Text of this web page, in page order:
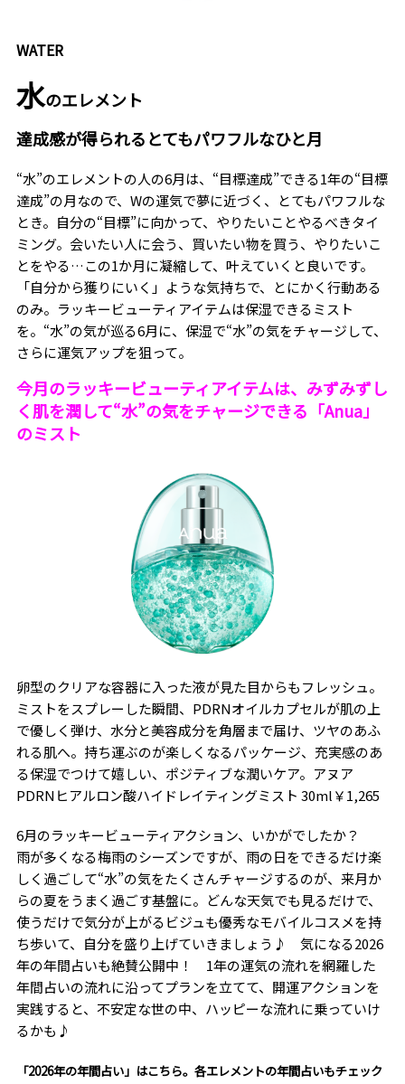
WATER
水のエレメント
達成感が得られるとてもパワフルなひと月
“水”のエレメントの人の6月は、“目標達成”できる1年の“目標
達成”の月なので、Wの運気で夢に近づく、とてもパワフルな
とき。自分の“目標”に向かって、やりたいことやるべきタイ
ミング。会いたい人に会う、買いたい物を買う、やりたいこ
とをやる…この1か月に凝縮して、叶えていくと良いです。
「自分から獲りにいく」ような気持ちで、とにかく行動ある
のみ。ラッキービューティアイテムは保湿できるミスト
を。“水”の気が巡る6月に、保湿で“水”の気をチャージして、
さらに運気アップを狙って。
今月のラッキービューティアイテムは、みずみずし
く肌を潤して“水”の気をチャージできる 「Anua」
のミスト
卵型のクリアな容器に入った液が見た目からもフレッシュ。
ミストをスプレーした瞬間、PDRNオイルカプセルが肌の上
で優しく弾け、水分と美容成分を角層まで届け、ツヤのあふ
れる肌へ。持ち運ぶのが楽しくなるパッケージ、充実感のあ
る保湿でつけて嬉しい、ポジティブな潤いケア。 アヌア
PDRNヒアルロン酸ハイドレイティングミスト 30ml￥1,265
6月のラッキービューティアクション、いかがでしたか？
雨が多くなる梅雨のシーズンですが、雨の日をできるだけ楽
しく過ごして“水”の気をたくさんチャージするのが、来月か
らの夏をうまく過ごす基盤に。どんな天気でも見るだけで、
使うだけで気分が上がるビジュも優秀なモバイルコスメを持
ち歩いて、自分を盛り上げていきましょう♪ 気になる2026
年の年間占いも絶賛公開中！ 1年の運気の流れを網羅した
年間占いの流れに沿ってプランを立てて、開運アクションを
実践すると、不安定な世の中、ハッピーな流れに乗っていけ
るかも♪
「2026年の年間占い」はこちら。各エレメントの年間占いもチェック